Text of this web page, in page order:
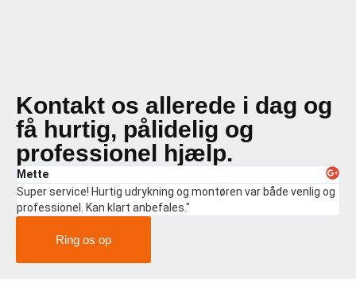
Kontakt os allerede i dag og
få hurtig, pålidelig og
professionel hjælp.
Mette
Super service! Hurtig udrykning og montøren var både venlig og
professionel. Kan klart anbefales."
Ring os op